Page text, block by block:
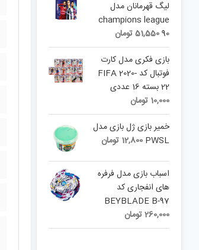
لیگ قهرمانان مدل
champions league
90
51,550تومان
بازی فکری مدل کارت
فوتبال کد FIFA 2020-
22 بسته 16 عددی
10,000 تومان
خمیر بازی ژل بازی مدل
PWSL
12,800 تومان
اسباب بازی مدل فرفره
های انفجاری کد
BEYBLADE B-97
260,000تومان